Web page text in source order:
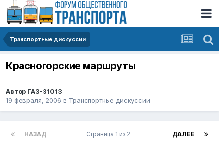
Транспортные дискуссии
Красногорские маршруты
Автор ГАЗ-31013
19 февраля, 2006 в Транспортные дискуссии
НАЗАД ДАЛЕЕ
Страница 1 из 2